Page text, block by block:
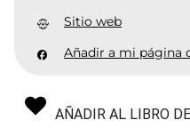
Sitio web
Añadir a mi página
AÑADIR AL LIBRO